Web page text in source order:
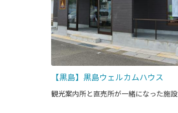
【黒島】黒島ウェルカムハウス
観光案内所と直売所が一緒になった施設